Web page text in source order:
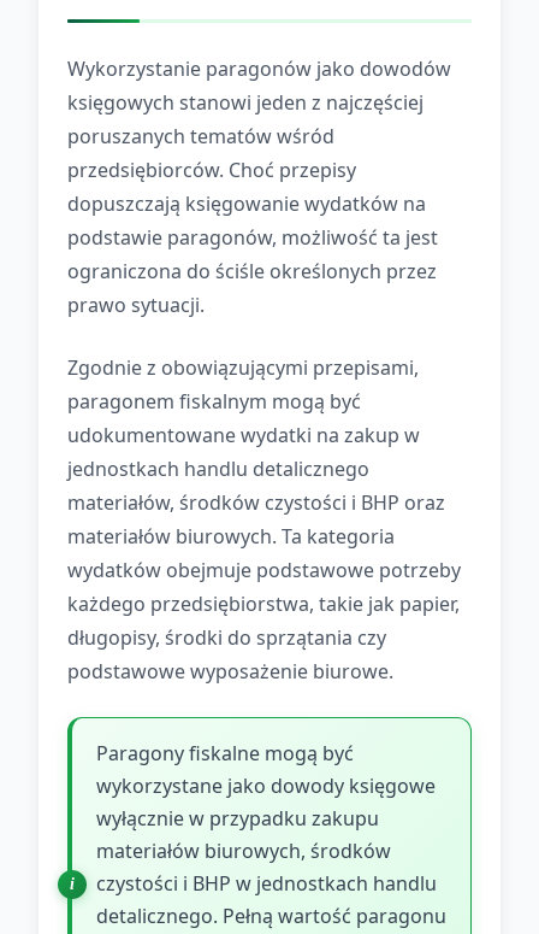
Wykorzystanie paragonów jako dowodów
księgowych stanowi jeden z najczęściej
poruszanych tematów wśród
przedsiębiorców. Choć przepisy
dopuszczają księgowanie wydatków na
podstawie paragonów, możliwość ta jest
ograniczona do ściśle określonych przez
prawo sytuacji.
Zgodnie z obowiązującymi przepisami,
paragonem fiskalnym mogą być
udokumentowane wydatki na zakup w
jednostkach handlu detalicznego
materiałów, środków czystości i BHP oraz
materiałów biurowych. Ta kategoria
wydatków obejmuje podstawowe potrzeby
każdego przedsiębiorstwa, takie jak papier,
długopisy, środki do sprzątania czy
podstawowe wyposażenie biurowe.
Paragony fiskalne mogą być
wykorzystane jako dowody księgowe
wyłącznie w przypadku zakupu
materiałów biurowych, środków
czystości i BHP w jednostkach handlu
detalicznego. Pełną wartość paragonu